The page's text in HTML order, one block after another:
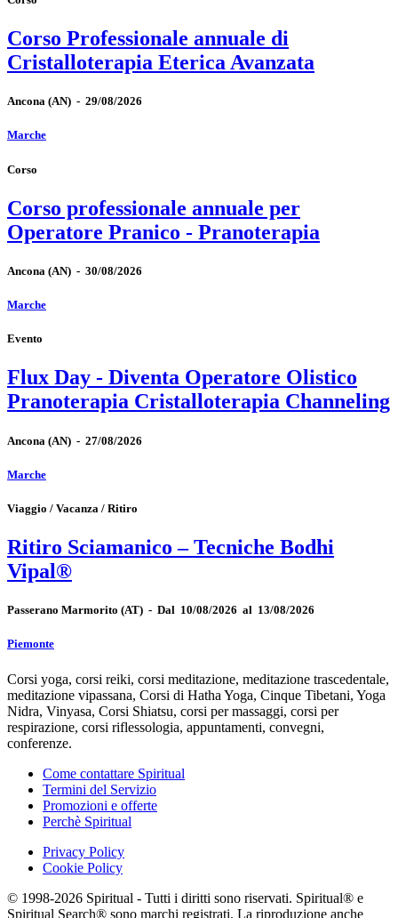
Corso Professionale annuale di
Cristalloterapia Eterica Avanzata
Ancona (AN) - 29/08/2026
Marche
Corso
Corso professionale annuale per
Operatore Pranico - Pranoterapia
Ancona (AN) - 30/08/2026
Marche
Evento
Flux Day - Diventa Operatore Olistico
Pranoterapia Cristalloterapia Channeling
Ancona (AN) - 27/08/2026
Marche
Viaggio / Vacanza / Ritiro
Ritiro Sciamanico – Tecniche Bodhi
Vipal®
Passerano Marmorito (AT) - Dal 10/08/2026 al 13/08/2026
Piemonte
Corsi yoga, corsi reiki, corsi meditazione, meditazione trascedentale,
meditazione vipassana, Corsi di Hatha Yoga, Cinque Tibetani, Yoga
Nidra, Vinyasa, Corsi Shiatsu, corsi per massaggi, corsi per
respirazione, corsi riflessologia, appuntamenti, convegni,
conferenze.
Come contattare Spiritual
Termini del Servizio
Promozioni e offerte
Perchè Spiritual
Privacy Policy
Cookie Policy
© 1998-2026 Spiritual - Tutti i diritti sono riservati. Spiritual® e
Spiritual Search® sono marchi registrati. La riproduzione anche